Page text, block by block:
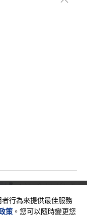
棟)
行為來提供最佳服務
策 。您可以隨時變更您